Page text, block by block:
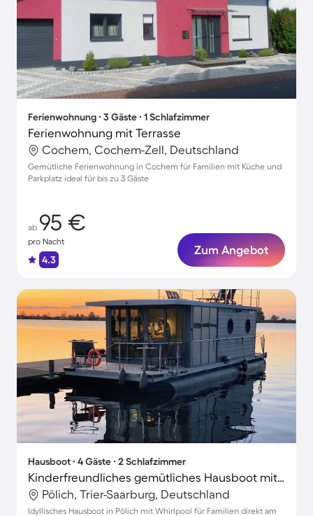
Ferienwohnung ∙ 3 Gäste ∙ 1 Schlafzimmer
Ferienwohnung mit Terrasse
Cochem, Cochem-Zell, Deutschland
Gemütliche Ferienwohnung in Cochem für Familien mit Küche und
Parkplatz ideal für bis zu 3 Gäste
ab 95 €
pro Nacht
4.3
Zum Angebot
Hausboot ∙ 4 Gäste ∙ 2 Schlafzimmer
Kinderfreundliches gemütliches Hausboot mit Terrasse
Pölich, Trier-Saarburg, Deutschland
Idyllisches Hausboot in Pölich mit Whirlpool für Familien direkt am